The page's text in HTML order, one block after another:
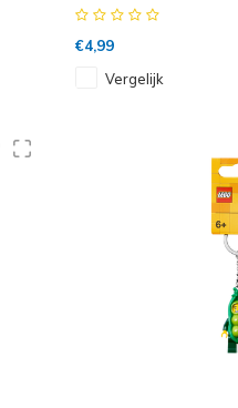
€4,99
Vergelijk